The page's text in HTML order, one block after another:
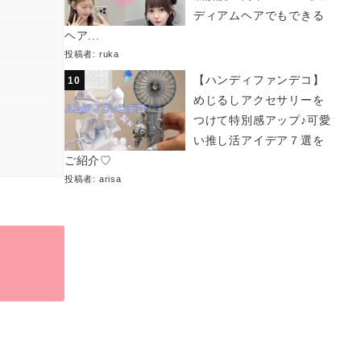
ディアムヘアでもできる
ヘア...
投稿者: ruka
【ハンディファンデコ】
めじるしアクセサリーを
つけて特別感アップ♪可愛
い推し活アイデア７選を
ご紹介♡
投稿者: arisa